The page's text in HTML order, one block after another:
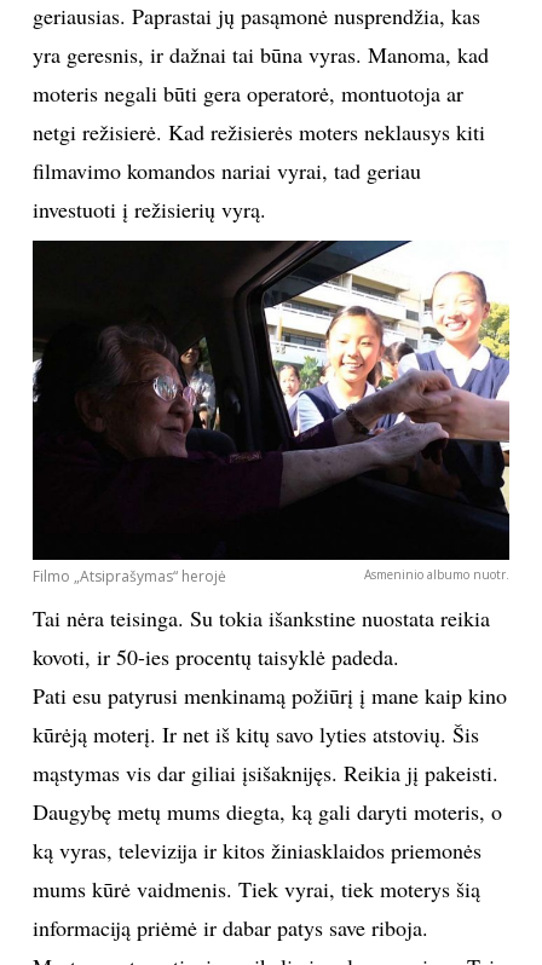
geriausias. Paprastai jų pasąmonė nusprendžia, kas
yra geresnis, ir dažnai tai būna vyras. Manoma, kad
moteris negali būti gera operatorė, montuotoja ar
netgi režisierė. Kad režisierės moters neklausys kiti
filmavimo komandos nariai vyrai, tad geriau
investuoti į režisierių vyrą.
Filmo „Atsiprašymas“ herojė Asmeninio albumo nuotr.
Tai nėra teisinga. Su tokia išankstine nuostata reikia
kovoti, ir 50-ies procentų taisyklė padeda.
Pati esu patyrusi menkinamą požiūrį į mane kaip kino
kūrėją moterį. Ir net iš kitų savo lyties atstovių. Šis
mąstymas vis dar giliai įsišaknijęs. Reikia jį pakeisti.
Daugybę metų mums diegta, ką gali daryti moteris, o
ką vyras, televizija ir kitos žiniasklaidos priemonės
mums kūrė vaidmenis. Tiek vyrai, tiek moterys šią
informaciją priėmė ir dabar patys save riboja.